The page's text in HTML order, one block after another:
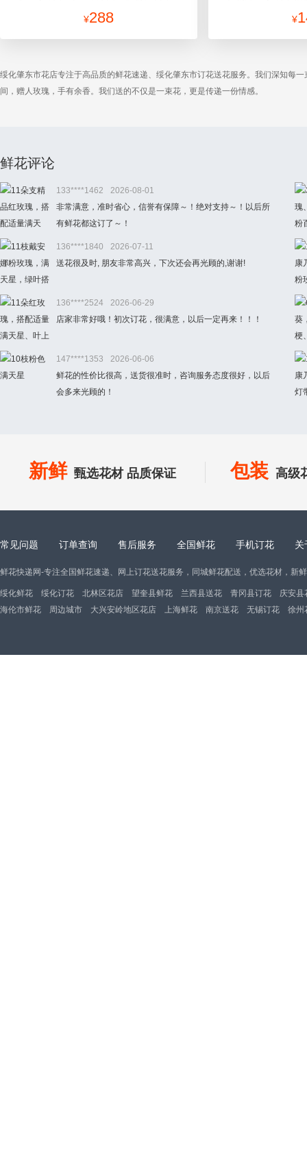
¥288 ¥
绥化肇东市花店专注于高品质的鲜花速递、绥化肇东市订花送花服务。我们深知每
间，赠人玫瑰，手有余香。我们送的不仅是一束花，更是传递一份情感。
鲜花评论
133****1462
2026-08-01
非常满意，准时省心，信誉有保障～！绝对支持～！以后所
有鲜花都这订了～！
136****1840
2026-07-11
送花很及时, 朋友非常高兴，下次还会再光顾的,谢谢!
136****2524
2026-06-29
店家非常好哦！初次订花，很满意，以后一定再来！！！
147****1353
2026-06-06
鲜花的性价比很高，送货很准时，咨询服务态度很好，以后
会多来光顾的！
新鲜 甄选花材 品质保证 包装 高级
常见问题 订单查询 售后服务 全国鲜花 手机订花 关
鲜花快递网-专注全国鲜花速递、网上订花送花服务，同城鲜花配送，优选花材，新
绥化鲜花 绥化订花 北林区花店 望奎县鲜花 兰西县送花 青冈县订花
庆安县
海伦市鲜花
周边城市 大兴安岭地区花店 上海鲜花 南京送花 无锡订花 徐州